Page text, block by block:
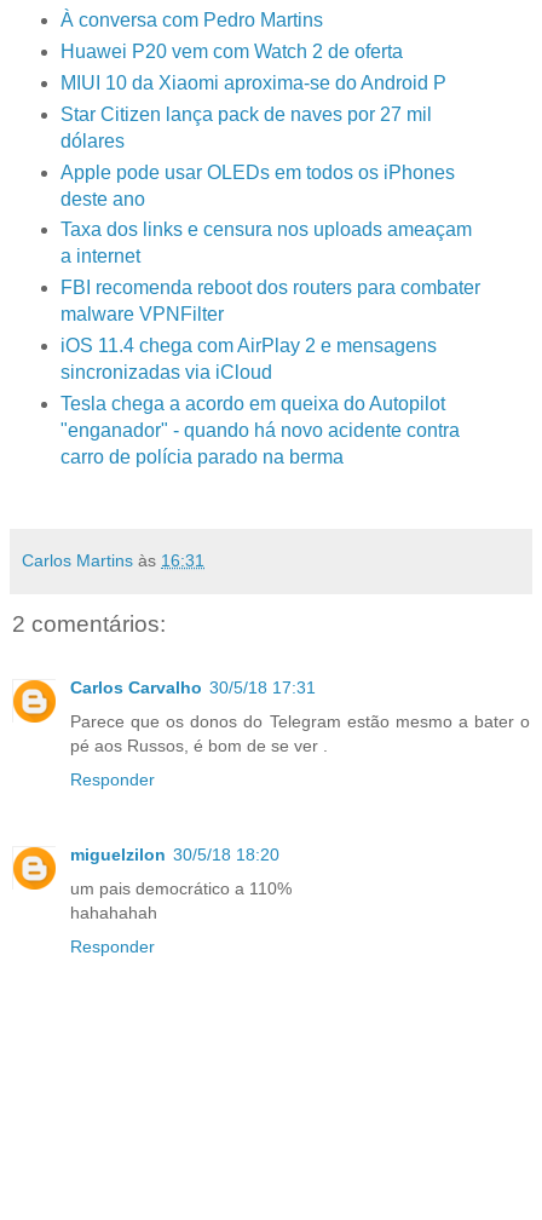
À conversa com Pedro Martins
Huawei P20 vem com Watch 2 de oferta
MIUI 10 da Xiaomi aproxima-se do Android P
Star Citizen lança pack de naves por 27 mil
dólares
Apple pode usar OLEDs em todos os iPhones
deste ano
Taxa dos links e censura nos uploads ameaçam
a internet
FBI recomenda reboot dos routers para combater
malware VPNFilter
iOS 11.4 chega com AirPlay 2 e mensagens
sincronizadas via iCloud
Tesla chega a acordo em queixa do Autopilot
"enganador" - quando há novo acidente contra
carro de polícia parado na berma
Carlos Martins às 16:31
2 comentários:
Carlos Carvalho 30/5/18 17:31
Parece que os donos do Telegram estão mesmo a bater o
pé aos Russos, é bom de se ver .
Responder
miguelzilon 30/5/18 18:20
um pais democrático a 110%
hahahahah
Responder